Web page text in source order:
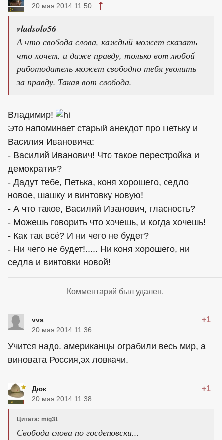
20 мая 2014 11:50
vladsolo56
А что свобода слова, каждый может сказать
что хочет, и даже правду, только вот любой
работодатель может свободно тебя уволить
за правду. Такая вот свобода.
Владимир!
Это напоминает старый анекдот про Петьку и
Василия Ивановича:
- Василий Иванович! Что такое перестройка и
демократия?
- Дадут тебе, Петька, коня хорошего, седло
новое, шашку и винтовку новую!
- А что такое, Василий Иванович, гласность?
- Можешь говорить что хочешь, и когда хочешь!
- Как так всё? И ни чего не будет?
- Ни чего не будет!..... Ни коня хорошего, ни
седла и винтовки новой!
Комментарий был удален.
vvs +1
20 мая 2014 11:36
Учится надо. американцы ограбили весь мир, а
виновата Россия,эх ловкачи.
Дюк +1
20 мая 2014 11:38
Цитата: mig31
Свобода слова по госдеповски...